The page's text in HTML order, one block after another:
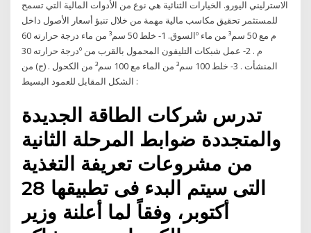
الاسترليني اليورو. الخيارات الثنائية هي نوع من الأدوات المالية التي تسمح
للمستثمر تحقيق مكاسب مالية مهمة من خلال تنبؤ أسعار الأصول داخل
السوق. 1- خلط 50 سم³ من ماء درجة حرارته 60º م مع 50 سم³ من ماء
درجة حرارته 30º م . 2- عمل شبكات التليفون المحمول بالقرب من
المنشأت . 3- خلط 100 سم³ من الماء مع 100 سم³ من الكحول . (ج) من
الشكل المقابل للعمود البسيط :
تدرس شركات الطاقة الجديدة
والمتجددة ضوابط المرحلة الثانية
من مشروعات تعريفة التغذية
التى سيتم البدء فى تطبيقها 28
أكتوبر، وفقاً لما أعلنة وزير